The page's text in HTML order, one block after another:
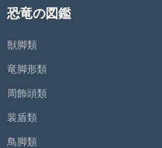
恐竜の図鑑
獣脚類
竜脚形類
周飾頭類
装盾類
鳥脚類